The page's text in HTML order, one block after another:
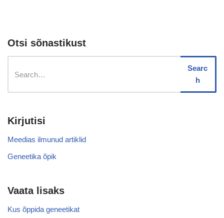
Otsi sõnastikust
Searc
h
Kirjutisi
Meedias ilmunud artiklid
Geneetika õpik
Vaata lisaks
Kus õppida geneetikat